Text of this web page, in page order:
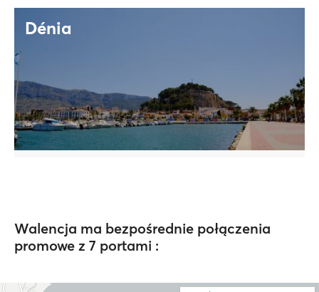
Dénia
Walencja ma bezpośrednie połączenia
promowe z 7 portami :